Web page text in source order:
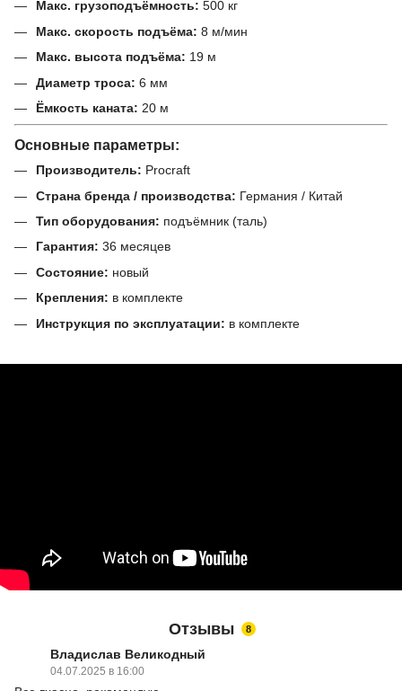
Макс. грузоподъёмность: 500 кг
Макс. скорость подъёма: 8 м/мин
Макс. высота подъёма: 19 м
Диаметр троса: 6 мм
Ёмкость каната: 20 м
Основные параметры:
Производитель: Procraft
Страна бренда / производства: Германия / Китай
Тип оборудования: подъёмник (таль)
Гарантия: 36 месяцев
Состояние: новый
Крепления: в комплекте
Инструкция по эксплуатации: в комплекте
Отзывы 8
Владислав Великодный
04.07.2025 в 16:00